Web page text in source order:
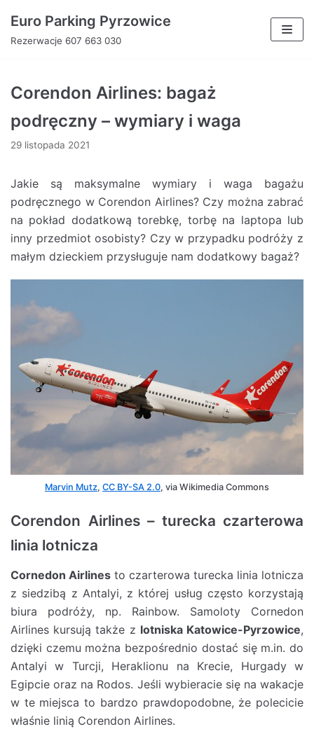
Skocz
Euro Parking Pyrzowice
Rezerwacje 607 663 030
Corendon Airlines: bagaż
podręczny – wymiary i waga
29 listopada 2021
Jakie są maksymalne wymiary i waga bagażu
podręcznego w Corendon Airlines? Czy można zabrać
na pokład dodatkową torebkę, torbę na laptopa lub
inny przedmiot osobisty? Czy w przypadku podróży z
małym dzieckiem przysługuje nam dodatkowy bagaż?
Marvin Mutz, CC BY-SA 2.0, via Wikimedia Commons
Corendon Airlines – turecka czarterowa
linia lotnicza
Cornedon Airlines to czarterowa turecka linia lotnicza
z siedzibą z Antalyi, z której usług często korzystają
biura podróży, np. Rainbow. Samoloty Cornedon
Airlines kursują także z lotniska Katowice-Pyrzowice,
dzięki czemu można bezpośrednio dostać się m.in. do
Antalyi w Turcji, Heraklionu na Krecie, Hurgady w
Egipcie oraz na Rodos. Jeśli wybieracie się na wakacje
w te miejsca to bardzo prawdopodobne, że polecicie
właśnie linią Corendon Airlines.